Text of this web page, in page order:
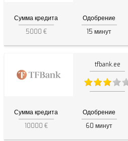
Сумма кредита
5000 €
Одобрение
15 минут
tfbank.ee
Сумма кредита
10000 €
Одобрение
60 минут